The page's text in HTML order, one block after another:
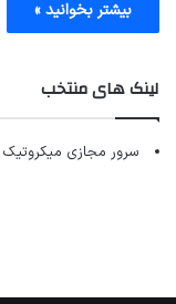
بیشتر بخوانید »
لینک های منتخب
سرور مجازی میکروتیک